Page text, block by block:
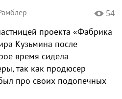
54
проекта «Фабрика
Кузьмина после
время сидела
так как продюсер
про своих подопечных